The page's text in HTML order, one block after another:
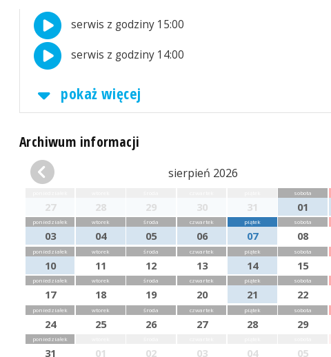
serwis z godziny 15:00
serwis z godziny 14:00
pokaż więcej
Archiwum informacji
sierpień 2026
27 28 29 30 31
sobota
01
poniedziałek
03
wtorek
04
środa
05
czwartek
06
piątek
07
sobota
08
poniedziałek
10
wtorek
11
środa
12
czwartek
13
piątek
14
sobota
15
poniedziałek
17
wtorek
18
środa
19
czwartek
20
piątek
21
sobota
22
poniedziałek
24
wtorek
25
środa
26
czwartek
27
piątek
28
sobota
29
poniedziałek
31 01 02 03 04 05